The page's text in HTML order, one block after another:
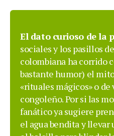
El dato curioso de la
sociales y los pasillos
colombiana ha corrido
bastante humor) el
«rituales mágicos» o
congoleño. Por si las
fanático ya sugiere
el agua bendita y llevar